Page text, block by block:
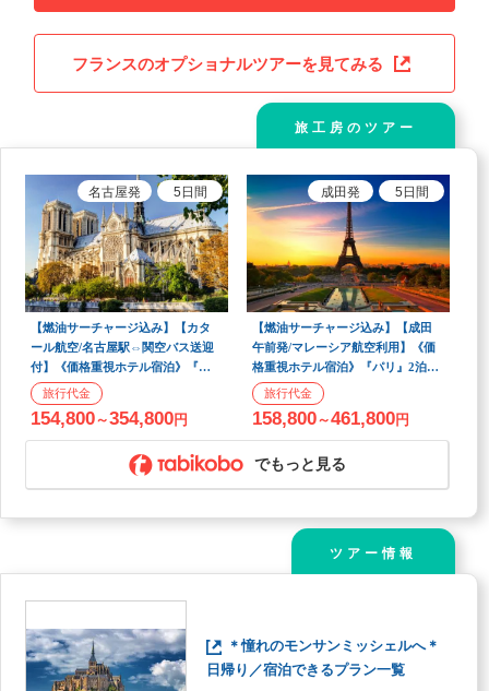
フランスのオプショナルツアーを見てみる
旅工房のツアー
【燃油サーチャージ込み】【カタ
ール航空/名古屋駅⇔関空バス送迎
付】《価格重視ホテル宿泊》『パ
リ』2泊5日 朝食付きフリープラン
名古屋発 5 日間
154,800～354,800円
【燃油サーチャージ込み】【成田
午前発/マレーシア航空利用】《価
格重視ホテル宿泊》『パリ』2泊5
日
成田発 5 日間
158,800～461,800円
でもっと見る
ツアー情報
＊憧れのモンサンミッシェルへ＊
日帰り／宿泊できるプラン一覧